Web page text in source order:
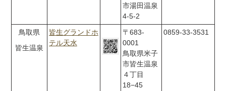
市湯田温泉
4-5-2
鳥取県
皆生温泉
皆生グランドホ
テル天水
〒683-
0001
鳥取県米子
市皆生温泉
４丁目
18−45
0859-33-3531